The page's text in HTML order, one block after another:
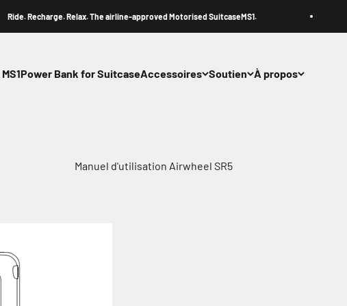
Recharge. Relax. The airline-approved Motorised SuitcaseMS1.
MS1Power Bank for SuitcaseAccessoires Soutien À propos
Manuel d'utilisation Airwheel SR5